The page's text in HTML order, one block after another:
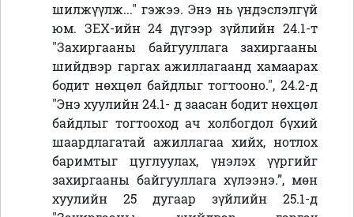
шилжүүлж..." гэжээ. Энэ нь үндэслэлгүй
юм. ЗЕХ-ийн 24 дүгээр зүйлийн 24.1-т
"Захиргааны байгууллага захиргааны
шийдвэр гаргах ажиллагаанд хамаарах
бодит нөхцөл байдлыг тогтооно.", 24.2-д
"Энэ хуулийн 24.1- д заасан бодит нөхцөл
байдлыг тогтооход ач холбогдол бүхий
шаардлагатай ажиллагаа хийх, нотлох
баримтыг цуглуулах, үнэлэх үүргийг
захиргааны байгууллага хүлээнэ.”, мөн
хуулийн 25 дугаар зүйлийн 25.1-д